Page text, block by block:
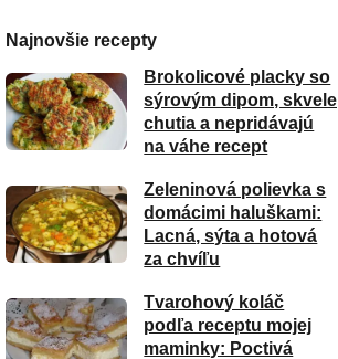
Najnovšie recepty
Brokolicové placky so
sýrovým dipom, skvele
chutia a nepridávajú
na váhe recept
Zeleninová polievka s
domácimi haluškami:
Lacná, sýta a hotová
za chvíľu
Tvarohový koláč
podľa receptu mojej
maminky: Poctivá